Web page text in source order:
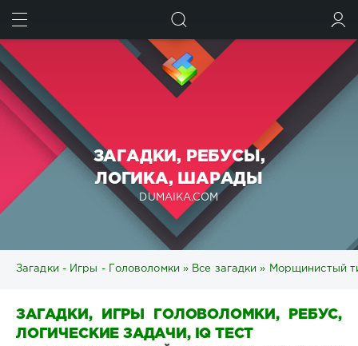
ЗАГАДКИ, РЕБУСЫ,
ЛОГИКА, ШАРАДЫ
DUMAIKA.COM
Загадки - Игры - Головоломки » Все загадки » Морщинистый
ЗАГАДКИ, ИГРЫ ГОЛОВОЛОМКИ, РЕБУС,
ЛОГИЧЕСКИЕ ЗАДАЧИ, IQ ТЕСТ